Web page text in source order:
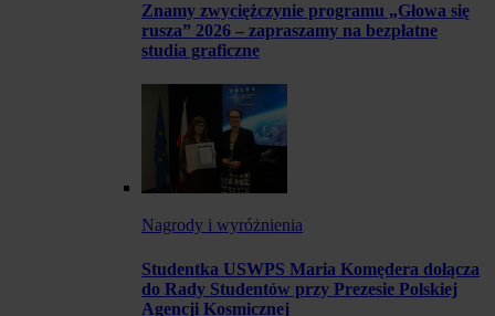
Znamy zwyciężczynie programu „Głowa się
rusza” 2026 – zapraszamy na bezpłatne
studia graficzne
Nagrody i wyróżnienia
Studentka USWPS Maria Komędera dołącza
do Rady Studentów przy Prezesie Polskiej
Agencji Kosmicznej